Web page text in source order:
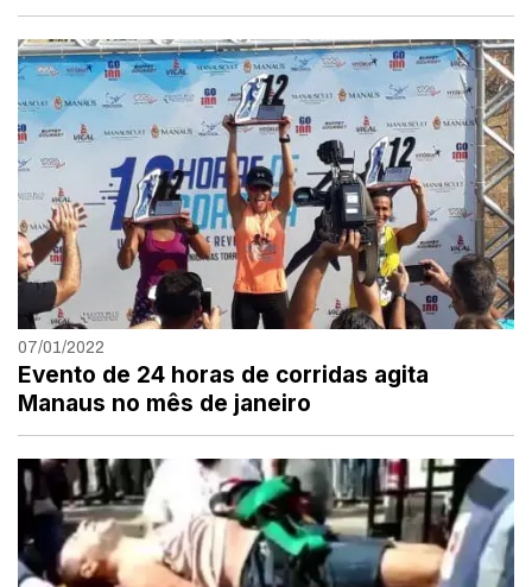
07/01/2022
Evento de 24 horas de corridas agita
Manaus no mês de janeiro